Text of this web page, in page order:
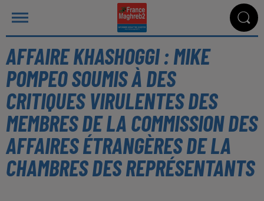
AFFAIRE KHASHOGGI : MIKE
POMPEO SOUMIS À DES
CRITIQUES VIRULENTES DES
MEMBRES DE LA COMMISSION DES
AFFAIRES ÉTRANGÈRES DE LA
CHAMBRES DES REPRÉSENTANTS